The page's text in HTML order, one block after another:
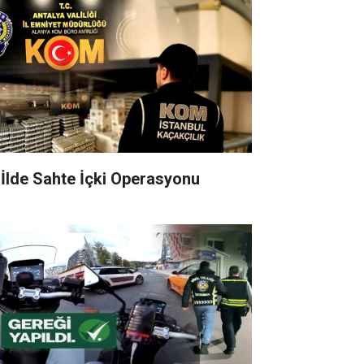
Sahte İçki Operasyonu